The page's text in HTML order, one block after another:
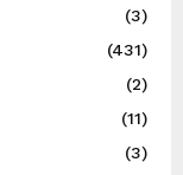
(3)
(431)
(2)
(11)
(3)